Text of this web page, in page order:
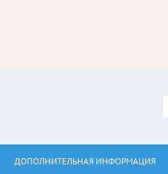
ДОПОЛНИТЕЛЬНАЯ ИНФОРМАЦИЯ